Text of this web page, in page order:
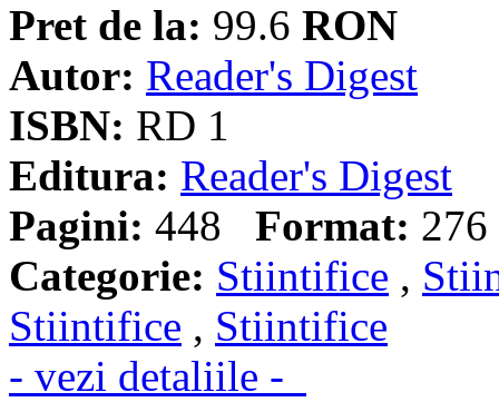
Pret de la: 99.6 RON
Autor: Reader's Digest
ISBN: RD 1
Editura: Reader's Digest
Pagini: 448 Format:
Categorie: Stiintifice ,
Stiintifice , Stiintifice
- vezi detaliile -